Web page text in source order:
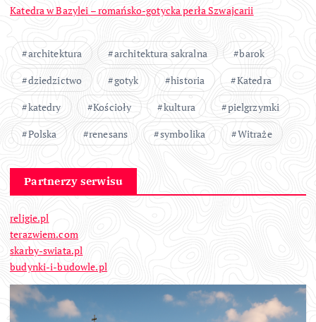
Katedra w Bazylei – romańsko-gotycka perła Szwajcarii
architektura architektura sakralna
barok
dziedzictwo
gotyk historia
Katedra
katedry
Kościoły kultura
pielgrzymki
Polska
renesans symbolika Witraże
Partnerzy serwisu
religie.pl
terazwiem.com
skarby-swiata.pl
budynki-i-budowle.pl